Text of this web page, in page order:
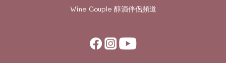
Wine Couple 醇酒伴侶頻道